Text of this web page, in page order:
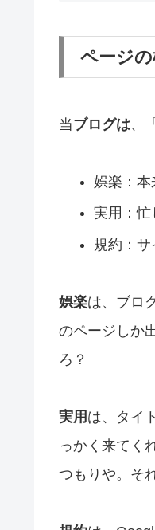
ページ
当ブログは、「
娯楽：本
実用：忙
規約：サ
娯楽は、ブロ
のページしか
ろ？
実用 は、タイ
っかく来てく
つもりや。そ